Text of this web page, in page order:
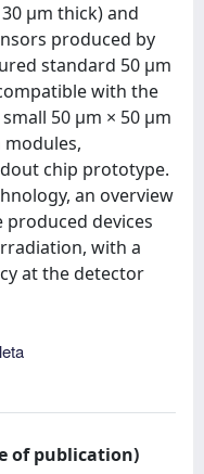
μm thick) and
produced by
standard 50 μm
with the
50 μm × 50 μm
modules,
chip prototype.
an overview
devices
with a
at the detector
of publication)